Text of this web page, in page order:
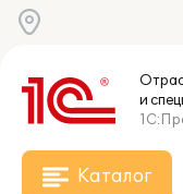
и
Каталог